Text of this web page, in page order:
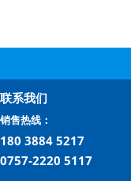
联系我们
销售热线：
180 3884 5217
0757-2220 5117